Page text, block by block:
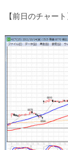
【前日のチャート